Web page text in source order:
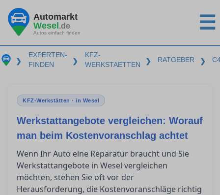
Automarkt
Wesel.de
Autos einfach finden ☰
❯
EXPERTEN-
FINDEN
❯
KFZ-
WERKSTAETTEN
❯ RATGEBER ❯
KFZ-Werkstätten · in Wesel
Werkstattangebote vergleichen: Worauf
man beim Kostenvoranschlag achtet
Wenn Ihr Auto eine Reparatur braucht und Sie
Werkstattangebote in Wesel vergleichen
möchten, stehen Sie oft vor der
Herausforderung, die Kostenvoranschläge richtig